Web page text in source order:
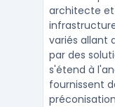
architecte
variés allant
par des
s'étend à
fournissent